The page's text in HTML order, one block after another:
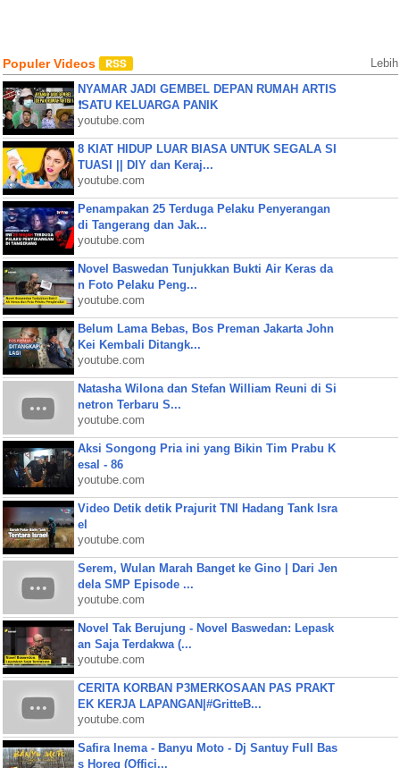
Populer Videos Lebih
NYAMAR JADI GEMBEL DEPAN RUMAH ARTIS
❗SATU KELUARGA PANIK
youtube.com
8 KIAT HIDUP LUAR BIASA UNTUK SEGALA SI
TUASI || DIY dan Keraj...
youtube.com
Penampakan 25 Terduga Pelaku Penyerangan
di Tangerang dan Jak...
youtube.com
Novel Baswedan Tunjukkan Bukti Air Keras da
n Foto Pelaku Peng...
youtube.com
Belum Lama Bebas, Bos Preman Jakarta John
Kei Kembali Ditangk...
youtube.com
Natasha Wilona dan Stefan William Reuni di Si
netron Terbaru S...
youtube.com
Aksi Songong Pria ini yang Bikin Tim Prabu K
esal - 86
youtube.com
Video Detik detik Prajurit TNI Hadang Tank Isra
el
youtube.com
Serem, Wulan Marah Banget ke Gino | Dari Jen
dela SMP Episode ...
youtube.com
Novel Tak Berujung - Novel Baswedan: Lepask
an Saja Terdakwa (...
youtube.com
CERITA KORBAN P3MERKOSAAN PAS PRAKT
EK KERJA LAPANGAN|#GritteB...
youtube.com
Safira Inema - Banyu Moto - Dj Santuy Full Bas
s Horeg (Offici...